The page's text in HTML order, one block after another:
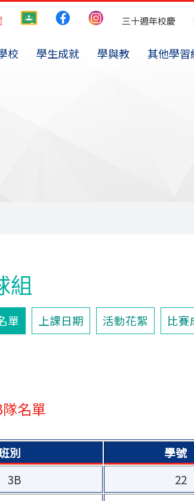
三十週年校慶
校 學生成就 學與教 其他學習
組
單 上課日期 活動花絮 比賽
名單
別 學號
3B
22